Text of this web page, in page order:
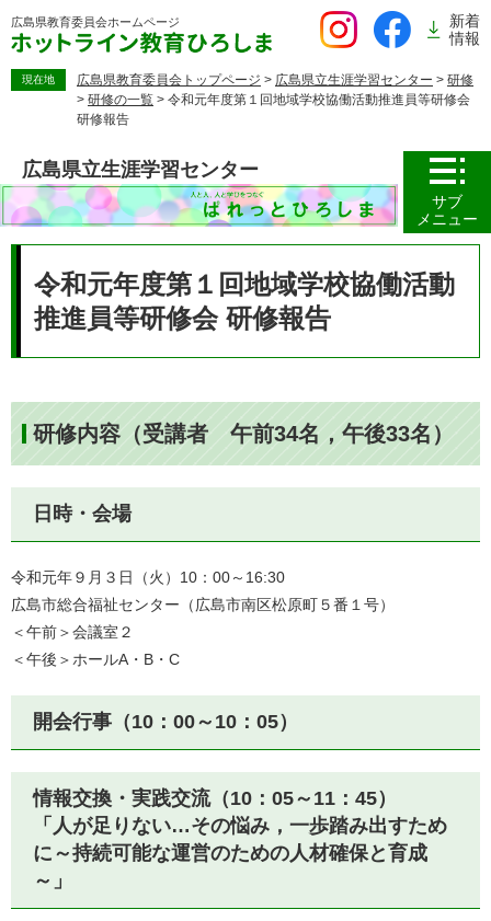
ー
す。
広島県教育委員会ホームページ
新着
情報
現在地 広島県教育委員会トップページ > 広島県立生涯学習センター > 研修
> 研修の一覧 > 令和元年度第１回地域学校協働活動推進員等研修会
研修報告
広島県立生涯学習センター
サブ
メニュー
令和元年度第１回地域学校協働活動
推進員等研修会 研修報告
研修内容（受講者 午前34名，午後33名）
日時・会場
令和元年９月３日（火）10：00～16:30
広島市総合福祉センター（広島市南区松原町５番１号）
＜午前＞会議室２
＜午後＞ホールA・B・C
開会行事（10：00～10：05）
情報交換・実践交流（10：05～11：45）
「人が足りない…その悩み，一歩踏み出すため
に～持続可能な運営のための人材確保と育成
～」